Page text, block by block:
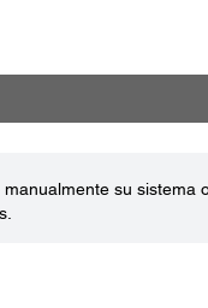
su sistema